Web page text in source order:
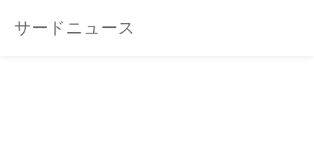
サードニュース